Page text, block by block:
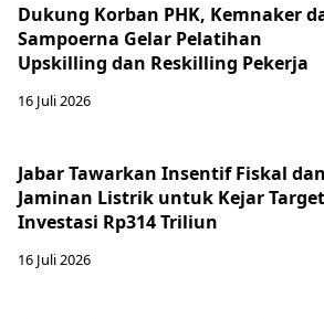
Dukung Korban PHK, Kemnaker
Sampoerna Gelar Pelatihan
Upskilling dan Reskilling Pekerja
16 Juli 2026
Jabar Tawarkan Insentif Fiskal dan
Jaminan Listrik untuk Kejar Target
Investasi Rp314 Triliun
16 Juli 2026